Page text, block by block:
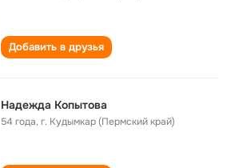
Добавить в друзья
Надежда Копытова
54 года,г. Кудымкар (Пермский край)